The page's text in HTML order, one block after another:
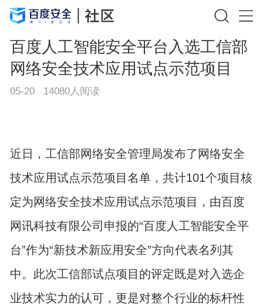
百度人工智能安全平台入选工信部
网络安全技术应用试点示范项目
05-20 14080人阅读
近日，工信部网络安全管理局发布了网络安全
技术应用试点示范项目名单，共计101个项目核
定为网络安全技术应用试点示范项目，由百度
网讯科技有限公司申报的“百度人工智能安全平
台”作为“新技术新应用安全”方向代表名列其
中。此次工信部试点项目的评定既是对入选企
业技术实力的认可，更是对整个行业的标杆性